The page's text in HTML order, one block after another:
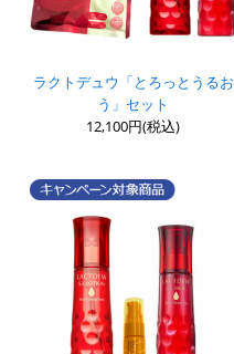
ラクトデュウ「とろっとうるお
う」セット
12,100円(税込)